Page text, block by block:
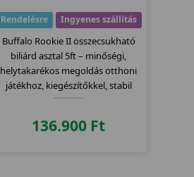
Rendelésre Ingyenes szállítás
Buffalo Rookie II összecsukható
biliárd asztal 5ft – minőségi,
helytakarékos megoldás otthoni
játékhoz, kiegészítőkkel, stabil
136.900 Ft